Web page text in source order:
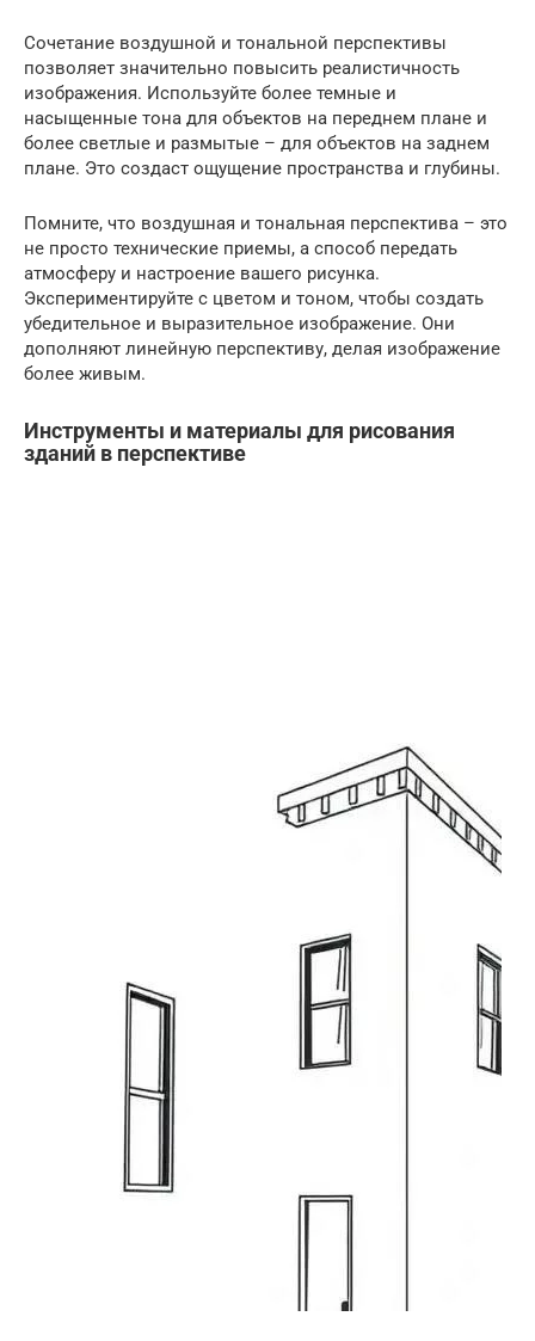
Сочетание воздушной и тональной перспективы
позволяет значительно повысить реалистичность
изображения. Используйте более темные и
насыщенные тона для объектов на переднем плане и
более светлые и размытые – для объектов на заднем
плане. Это создаст ощущение пространства и глубины.
Помните, что воздушная и тональная перспектива – это
не просто технические приемы, а способ передать
атмосферу и настроение вашего рисунка.
Экспериментируйте с цветом и тоном, чтобы создать
убедительное и выразительное изображение. Они
дополняют линейную перспективу, делая изображение
более живым.
Инструменты и материалы для рисования
зданий в перспективе